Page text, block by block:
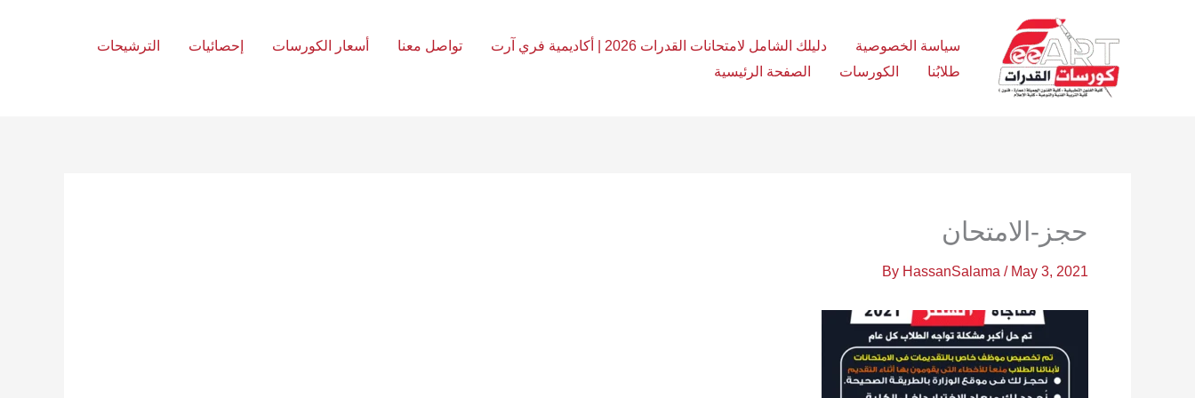
سياسة الخصوصية دليلك الشامل لامتحانات القدرات 2026 | أكاديمية فري آرت تواصل معنا أسعار الكورسات إحصائيات
الترشيحات
طلابُنا
الكورسات الصفحة الرئيسية
حجز-الامتحان
By HassanSalama / May 3, 2021